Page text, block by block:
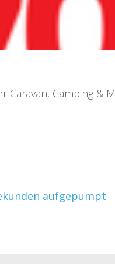
Caravan, Camping &
aufgepumpt